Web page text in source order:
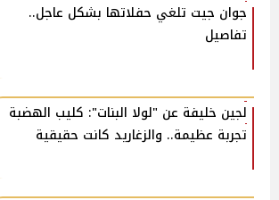
جوان جيت تلغي حفلاتها بشكل عاجل..
تفاصيل
لجين خليفة عن "لولا البنات": كليب الهضبة
تجربة عظيمة.. والزغاريد كانت حقيقية